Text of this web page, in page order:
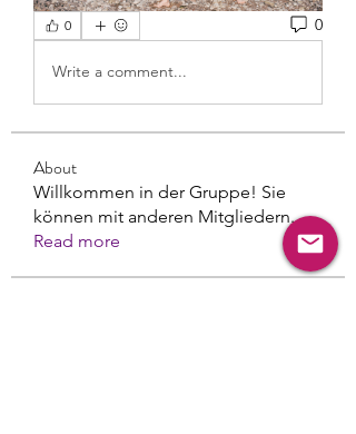
0 0
Write a comment...
About
Willkommen in der Gruppe! Sie
können mit anderen Mitgliedern...
Read more